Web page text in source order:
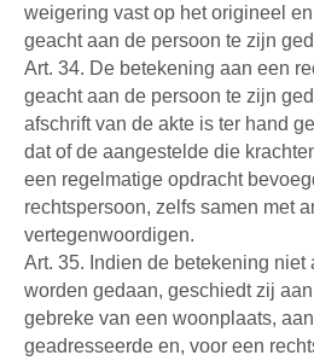
weigering vast op het origineel
geacht aan de persoon te zijn
Art. 34. De betekening aan een
geacht aan de persoon te zijn
afschrift van de akte is ter hand
dat of de aangestelde die
een regelmatige opdracht
rechtspersoon, zelfs samen met
vertegenwoordigen.
Art. 35. Indien de betekening niet
worden gedaan, geschiedt zij
gebreke van een woonplaats,
geadresseerde en, voor een